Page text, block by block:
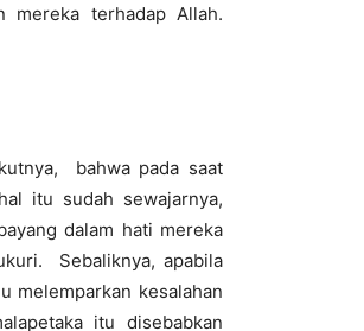
mereka terhadap Allah.
bahwa pada saat
itu sudah sewajarnya,
dalam hati mereka
Sebaliknya, apabila
melemparkan kesalahan
itu disebabkan